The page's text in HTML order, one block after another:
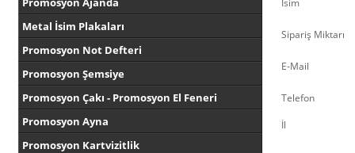
Metal İsim Plakaları
Promosyon Not Defteri
Promosyon Şemsiye
Promosyon Çakı - Promosyon El Feneri
Promosyon Ayna
Promosyon Kartvizitlik
İsim
Sipariş Miktarı
E-Mail
Telefon
İl